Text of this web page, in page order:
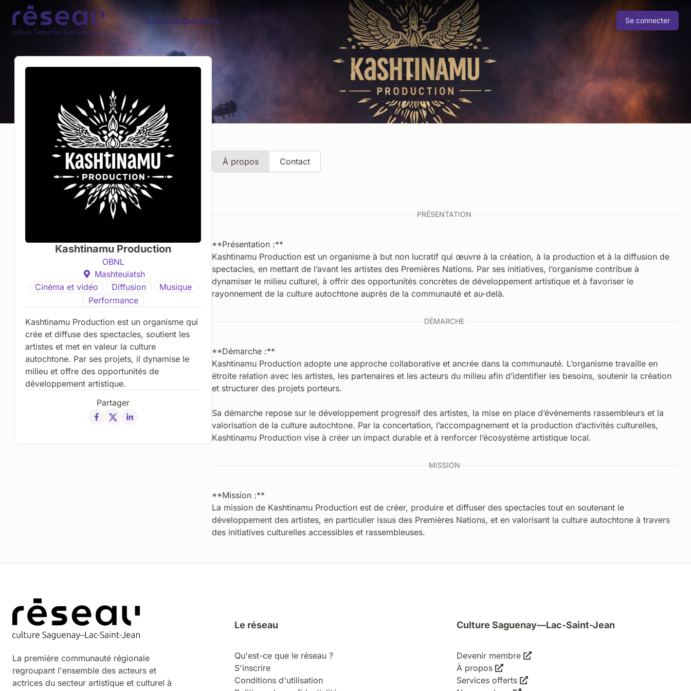
RéseauExpertises Se connecter
Kashtinamu Production
OBNL
Mashteuiatsh
Cinéma et vidéo
Diffusion
Musique
Performance
Kashtinamu Production est un organisme qui
crée et diffuse des spectacles, soutient les
artistes et met en valeur la culture
autochtone. Par ses projets, il dynamise le
milieu et offre des opportunités de
développement artistique.
Partager
À propos Contact
PRÉSENTATION
**Présentation :**
Kashtinamu Production est un organisme à but non lucratif qui œuvre à la création, à la production et à la diffusion de
spectacles, en mettant de l’avant les artistes des Premières Nations. Par ses initiatives, l’organisme contribue à
dynamiser le milieu culturel, à offrir des opportunités concrètes de développement artistique et à favoriser le
rayonnement de la culture autochtone auprès de la communauté et au-delà.
DÉMARCHE
**Démarche :**
Kashtinamu Production adopte une approche collaborative et ancrée dans la communauté. L’organisme travaille en
étroite relation avec les artistes, les partenaires et les acteurs du milieu afin d’identifier les besoins, soutenir la création
et structurer des projets porteurs.
Sa démarche repose sur le développement progressif des artistes, la mise en place d’événements rassembleurs et la
valorisation de la culture autochtone. Par la concertation, l’accompagnement et la production d’activités culturelles,
Kashtinamu Production vise à créer un impact durable et à renforcer l’écosystème artistique local.
MISSION
**Mission :**
La mission de Kashtinamu Production est de créer, produire et diffuser des spectacles tout en soutenant le
développement des artistes, en particulier issus des Premières Nations, et en valorisant la culture autochtone à travers
des initiatives culturelles accessibles et rassembleuses.
La première communauté régionale
regroupant l'ensemble des acteurs et
actrices du secteur artistique et culturel à
Le réseau
Qu'est-ce que le réseau ?
S'inscrire
Conditions d'utilisation
Culture Saguenay—Lac-Saint-Jean
Devenir membre
À propos
Services offerts